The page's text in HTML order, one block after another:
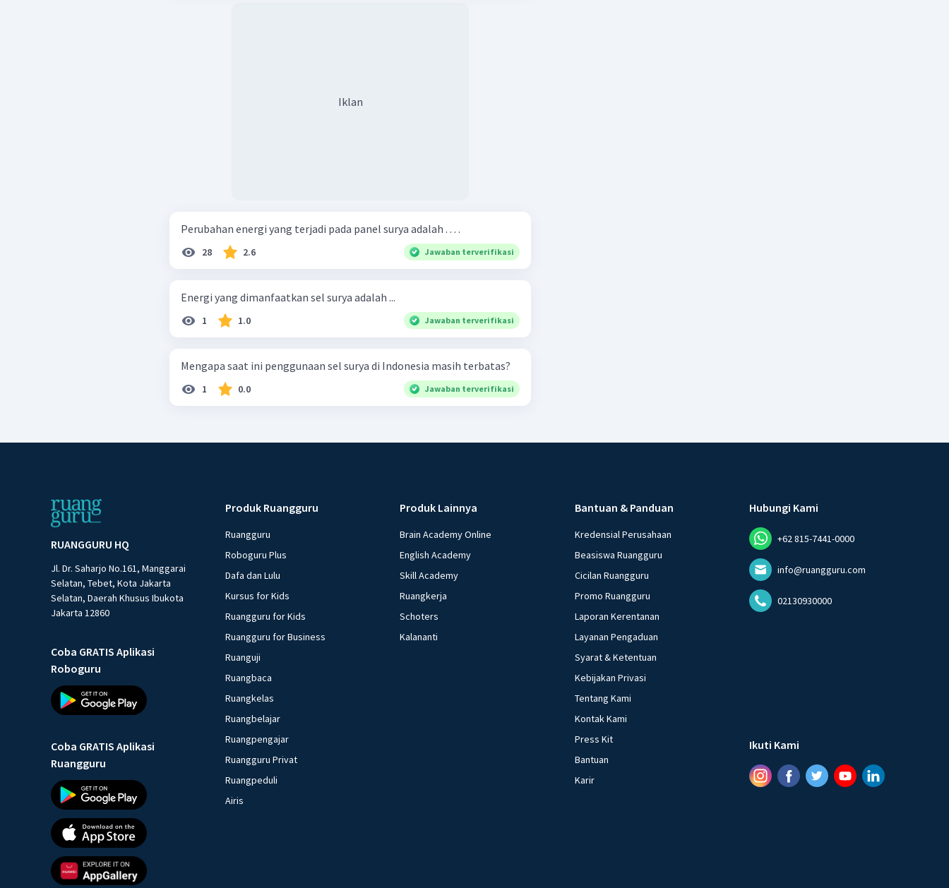
Iklan
Perubahan energi yang terjadi pada panel surya adalah . . . .
28 2.6 Jawaban terverifikasi
Energi yang dimanfaatkan sel surya adalah ...
1 1.0 Jawaban terverifikasi
Mengapa saat ini penggunaan sel surya di Indonesia masih terbatas?
1 0.0 Jawaban terverifikasi
RUANGGURU HQ
Jl. Dr. Saharjo No.161, Manggarai
Selatan, Tebet, Kota Jakarta
Selatan, Daerah Khusus Ibukota
Jakarta 12860
Coba GRATIS Aplikasi
Roboguru
Coba GRATIS Aplikasi
Ruangguru
Produk Ruangguru
Ruangguru
Roboguru Plus
Dafa dan Lulu
Kursus for Kids
Ruangguru for Kids
Ruangguru for Business
Ruanguji
Ruangbaca
Ruangkelas
Ruangbelajar
Ruangpengajar
Ruangguru Privat
Ruangpeduli
Airis
Produk Lainnya
Brain Academy Online
English Academy
Skill Academy
Ruangkerja
Schoters
Kalananti
Bantuan & Panduan
Kredensial Perusahaan
Beasiswa Ruangguru
Cicilan Ruangguru
Promo Ruangguru
Laporan Kerentanan
Layanan Pengaduan
Syarat & Ketentuan
Kebijakan Privasi
Tentang Kami
Kontak Kami
Press Kit
Bantuan
Karir
Hubungi Kami
+62 815-7441-0000
info@ruangguru.com
02130930000
Ikuti Kami